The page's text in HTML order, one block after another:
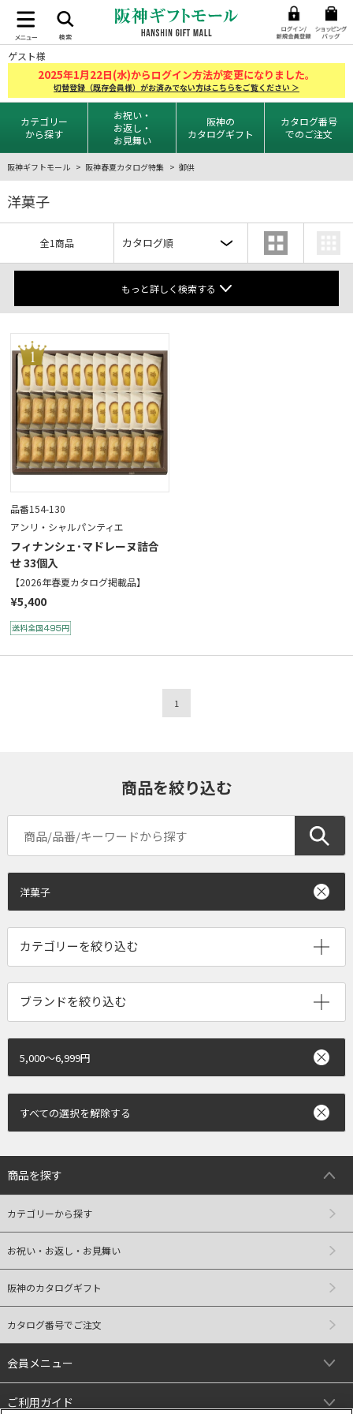
ゲスト様
2025年1月22日(水)からログイン方法が変更になりました。
切替登録（既存会員様）がお済みでない方はこちらをご覧ください ＞
カテゴリー
から探す
お祝い・
お返し・
お見舞い
阪神の
カタログギフト
カタログ番号
でのご注文
阪神ギフトモール 阪神春夏カタログ特集 御供
洋菓子
全1商品
もっと詳しく検索する
品番154-130
アンリ・シャルパンティエ
フィナンシェ･マドレーヌ詰合
せ 33個入
【2026年春夏カタログ掲載品】
¥5,400
1
商品を絞り込む
洋菓子
ブランドを絞り込む
5,000～6,999円
すべての選択を解除する
商品を探す
カテゴリーから探す
お祝い・お返し・お見舞い
阪神のカタログギフト
カタログ番号でご注文
会員メニュー
ご利用ガイド